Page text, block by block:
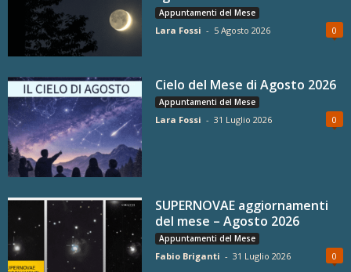
Appuntamenti del Mese
Lara Fossi - 5 Agosto 2026 0
Cielo del Mese di Agosto 2026
Appuntamenti del Mese
Lara Fossi - 31 Luglio 2026 0
SUPERNOVAE aggiornamenti
del mese – Agosto 2026
Appuntamenti del Mese
Fabio Briganti - 31 Luglio 2026 0